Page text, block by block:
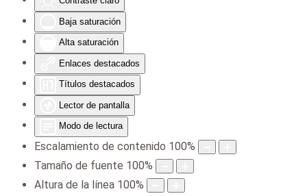
Baja saturación
Alta saturación
Enlaces destacados
Títulos destacados
Lector de pantalla
Modo de lectura
Escalamiento de contenido 100%
Tamaño de fuente 100%
Altura de la línea 100%